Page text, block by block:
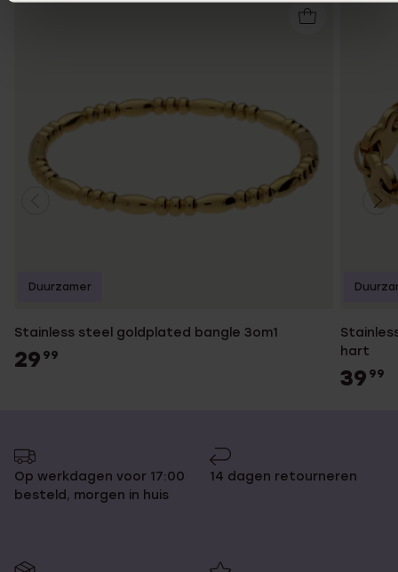
Stainless steel goldplated bangle 3om1
29 99
Duurzamer
hart
39 99
Op werkdagen voor 17:00
besteld, morgen in huis
14 dagen retourneren